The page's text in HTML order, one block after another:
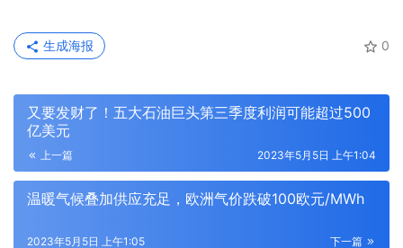
0
生成海报
又要发财了！五大石油巨头第三季度利润可能超过500
亿美元
上一篇 2023年5月5日 上午1:04
温暖气候叠加供应充足，欧洲气价跌破100欧元/MWh
下一篇
2023年5月5日 上午1:05